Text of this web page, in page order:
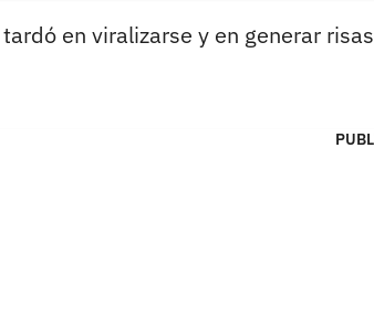
en viralizarse y en generar